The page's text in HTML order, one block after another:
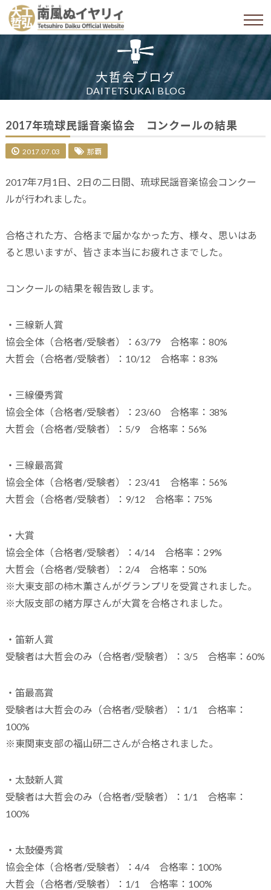
大哲会ブログ
DAITETSUKAI BLOG
2017年琉球民謡音楽協会 コンクールの結果
2017.07.03 那覇
2017年7月1日、2日の二日間、琉球民謡音楽協会コンクー
ルが行われました。
合格された方、合格まで届かなかった方、様々、思いはあ
ると思いますが、皆さま本当にお疲れさまでした。
コンクールの結果を報告致します。
・三線新人賞
協会全体（合格者/受験者）：63/79 合格率：80%
大哲会（合格者/受験者）：10/12 合格率：83%
・三線優秀賞
協会全体（合格者/受験者）：23/60 合格率：38%
大哲会（合格者/受験者）：5/9 合格率：56%
・三線最高賞
協会全体（合格者/受験者）：23/41 合格率：56%
大哲会（合格者/受験者）：9/12 合格率：75%
・大賞
協会全体（合格者/受験者）：4/14 合格率：29%
大哲会（合格者/受験者）：2/4 合格率：50%
※大東支部の柿木薫さんがグランプリを受賞されました。
※大阪支部の緒方厚さんが大賞を合格されました。
・笛新人賞
受験者は大哲会のみ（合格者/受験者）：3/5 合格率：60%
・笛最高賞
受験者は大哲会のみ（合格者/受験者）：1/1 合格率：
100%
※東関東支部の福山研二さんが合格されました。
・太鼓新人賞
受験者は大哲会のみ（合格者/受験者）：1/1 合格率：
100%
・太鼓優秀賞
協会全体（合格者/受験者）：4/4 合格率：100%
大哲会（合格者/受験者）：1/1 合格率：100%